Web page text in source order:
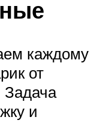
каждому
от
Задача
и